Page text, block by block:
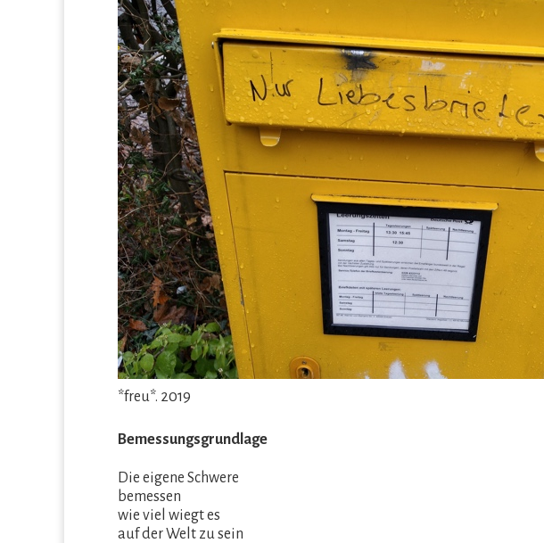
*freu*. 2019
Bemessungsgrundlage
Die eigene Schwere
bemessen
wie viel wiegt es
auf der Welt zu sein